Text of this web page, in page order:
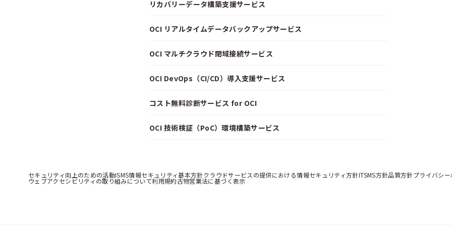
リカバリーデータ構築支援サービス
OCI リアルタイムデータバックアップサービス
OCI マルチクラウド閉域接続サービス
OCI DevOps（CI/CD）導入支援サービス
コスト無料診断サービス for OCI
OCI 技術検証（PoC）環境構築サービス
セキュリティ向上のための活動ISMS情報セキュリティ基本方針クラウドサービスの提供における情報セキュリティ方針ITSMS方針品質方針プライバシ
ウェブアクセシビリティの取り組みについて利用規約古物営業法に基づく表示